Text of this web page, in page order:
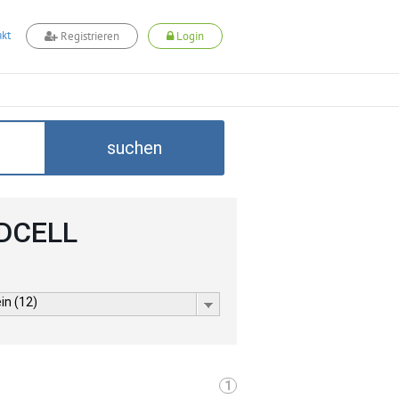
Registrieren Login
suchen
(12)
1